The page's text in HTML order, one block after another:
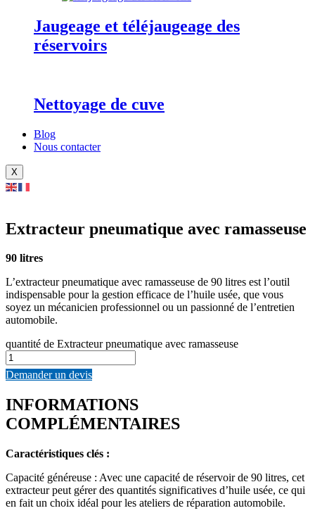
Jaugeage et téléjaugeage des
réservoirs
Nettoyage de cuve
Blog
Nous contacter
X
Extracteur pneumatique avec ramasseuse
90 litres
L’extracteur pneumatique avec ramasseuse de 90 litres est l’outil
indispensable pour la gestion efficace de l’huile usée, que vous
soyez un mécanicien professionnel ou un passionné de l’entretien
automobile.
quantité de Extracteur pneumatique avec ramasseuse
Demander un devis
INFORMATIONS
COMPLÉMENTAIRES
Caractéristiques clés :
Capacité généreuse : Avec une capacité de réservoir de 90 litres, cet
extracteur peut gérer des quantités significatives d’huile usée, ce qui
en fait un choix idéal pour les ateliers de réparation automobile.